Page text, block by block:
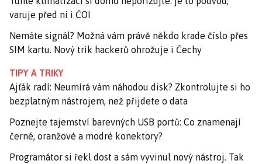
varuje před ní i ČOI
Nemáte signál? Možná vám právě někdo krade číslo přes
SIM kartu. Nový trik hackerů ohrožuje i Čechy
TIPY A TRIKY
Ajťák radí: Neumírá vám náhodou disk? Zkontrolujte si ho
bezplatným nástrojem, než přijdete o data
Poznejte tajemství barevných USB portů: Co znamenají
černé, oranžové a modré konektory?
Programátor si řekl dost a sám vyvinul nový nástroj. Tak